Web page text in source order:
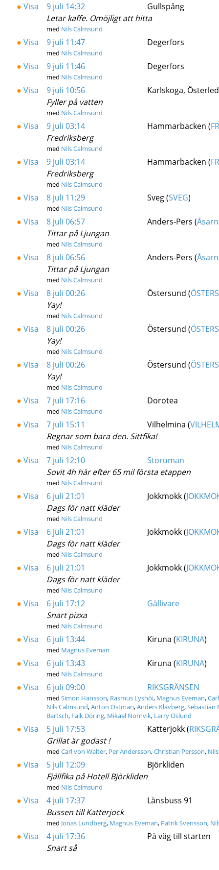
● Visa 9 juli 14:32 Gullspång
Letar kaffe. Omöjligt att hitta
med Nils Calmsund
● Visa 9 juli 11:47 Degerfors
med Nils Calmsund
● Visa 9 juli 11:46 Degerfors
med Nils Calmsund
● Visa 9 juli 10:56 Karlskoga,
Fyller på vatten
med Nils Calmsund
● Visa 9 juli 03:14 Hammarbacken (
Fredriksberg
med Nils Calmsund
● Visa 9 juli 03:14 Hammarbacken (
Fredriksberg
med Nils Calmsund
● Visa 8 juli 11:29 Sveg (SVEG)
med Nils Calmsund
● Visa 8 juli 06:57 Anders-Pers (
Tittar på Ljungan
med Nils Calmsund
● Visa 8 juli 06:56 Anders-Pers (
Tittar på Ljungan
med Nils Calmsund
● Visa 8 juli 00:26 Östersund (
Yay!
med Nils Calmsund
● Visa 8 juli 00:26 Östersund (
Yay!
med Nils Calmsund
● Visa 8 juli 00:26 Östersund (
Yay!
med Nils Calmsund
● Visa 7 juli 17:16 Dorotea
med Nils Calmsund
● Visa 7 juli 15:11 Vilhelmina (
Regnar som bara den. Sittfika!
med Nils Calmsund
● Visa 7 juli 12:10 Storuman
Sovit 4h här efter 65 mil första etappen
med Nils Calmsund
● Visa 6 juli 21:01 Jokkmokk (
Dags för natt kläder
med Nils Calmsund
● Visa 6 juli 21:01 Jokkmokk (
Dags för natt kläder
med Nils Calmsund
● Visa 6 juli 21:01 Jokkmokk (
Dags för natt kläder
med Nils Calmsund
● Visa 6 juli 17:12 Gällivare
Snart pizxa
med Nils Calmsund
● Visa 6 juli 13:44 Kiruna (KIRUNA)
med Magnus Eveman
● Visa 6 juli 13:43 Kiruna (KIRUNA)
med Nils Calmsund
● Visa 6 juli 09:00 RIKSGRÄNSEN
med Simon Hansson, Rasmus Lyshöi, Magnus Eveman,
Nils Calmsund,Anton Östman,Anders Klavberg,Sebastian
Bartsch, Falk Döring, Mikael Nornvik, Larry Oslund
● Visa 5 juli 17:53 Katterjokk (
Grillat är godast !
med Carl von Walter, Per Andersson,Christian Persson,
● Visa 5 juli 12:09 Björkliden
Fjällfika på Hotell Björkliden
med Nils Calmsund
● Visa 4 juli 17:37 Länsbuss 91
Bussen till Katterjock
med Jonas Lundberg, Magnus Eveman, Patrik Svensson,
● Visa 4 juli 17:36 På väg till starten
Snart så